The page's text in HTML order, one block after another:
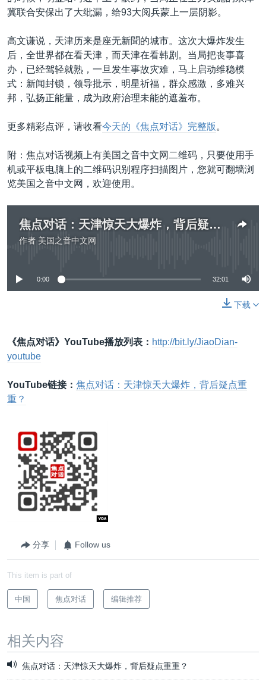
冀联合安保出了大纰漏，给93大阅兵蒙上一层阴影。
高文谦说，天津历来是座无新聞的城市。这次大爆炸发生
后，全世界都在看天津，而天津在看韩剧。当局把丧事喜
办，已经驾轻就熟，一旦发生事故灾难，马上启动维稳模
式：新闻封锁，领导批示，明星祈福，群众感激，多难兴
邦，弘扬正能量，成为政府治理未能的遮羞布。
更多精彩点评，请收看今天的《焦点对话》完整版 。
附：焦点对话视频上有美国之音中文网二维码，只要使用手
机或平板电脑上的二维码识别程序扫描图片，您就可翻墙浏
览美国之音中文网，欢迎使用。
焦点对话：天津惊天大爆炸，背后疑点重重？
作者 美国之音中文网
0:00 32:01
下载
《焦点对话》YouTube播放列表： http://bit.ly/JiaoDian-
youtube
YouTube链接： 焦点对话：天津惊天大爆炸，背后疑点重
重？
分享 Follow us
This item is part of
中国 焦点对话 编辑推荐
相关内容
焦点对话：天津惊天大爆炸，背后疑点重重？